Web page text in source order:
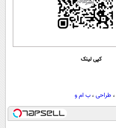
کپی لینک
، طراحی ، ب ام و